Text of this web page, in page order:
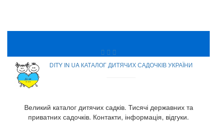
DITY IN UA КАТАЛОГ ДИТЯЧИХ САДОЧКІВ УКРАЇНИ
Великий каталог дитячих садків. Тисячі державних та
приватних садочків. Контакти, інформація, відгуки.